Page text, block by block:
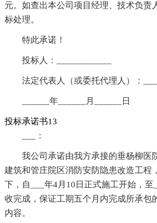
元。如查出本公司项目经理、技术负责
标处理。
特此承诺！
投标人：____________
法定代表人（或委托代理人）：
______年______月______日
投标承诺书13
___：
我公司承诺由我方承接的垂杨柳医
建筑和管庄院区消防安防隐患改造工程
下，自___年4月10日正式施工开始，至
收完成，保证工期五个月内完成所承包
内容。